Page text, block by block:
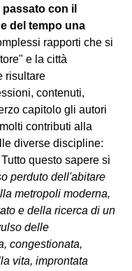
con il
del tempo una
rapporti che si
e la città
risultare
contenuti,
capitolo gli autori
contributi alla
diverse discipline:
questo sapere si
perduto dell'abitare
metropoli moderna,
e della ricerca di un
delle
congestionata,
vita, improntata